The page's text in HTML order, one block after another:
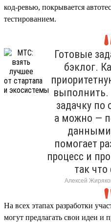
код-ревью, покрывается
тестированием.
Готовые
бэклог.
задачку
а можно —
помогает
процесс и
так что
Алексей
На всех этапах разработки
могут предлагать свои идеи и